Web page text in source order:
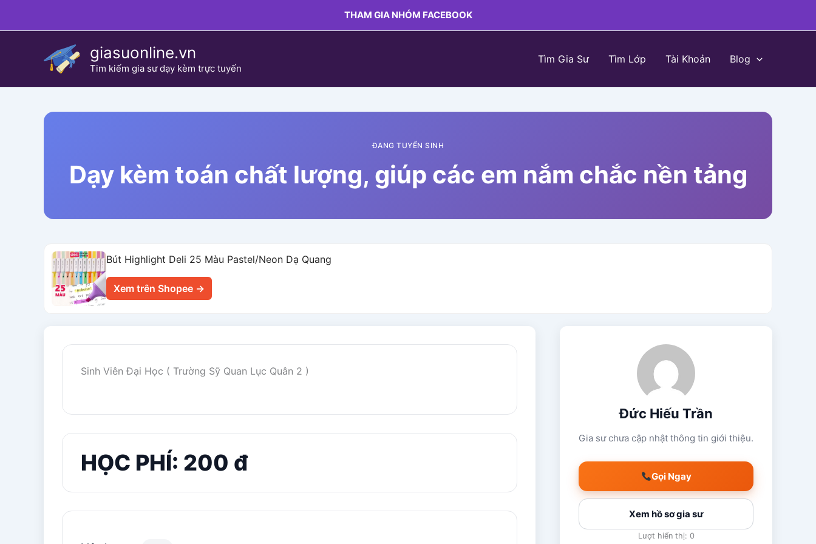
THAM GIA NHÓM FACEBOOK
giasuonline.vn
Tim kiếm gia sư dạy kèm trực tuyến
Tìm Gia Sư Tìm Lớp Tài Khoản Blog
ĐANG TUYỂN SINH
Dạy kèm toán chất lượng, giúp các em nắm chắc nền tảng
Bút Highlight Deli 25 Màu Pastel/Neon Dạ Quang
Xem trên Shopee →
Sinh Viên Đại Học ( Trường Sỹ Quan Lục Quân 2 )
HỌC PHÍ: 200 đ
Đức Hiếu Trần
Gia sư chưa cập nhật thông tin giới thiệu.
Gọi Ngay
Xem hồ sơ gia sư
Lượt hiển thị: 0